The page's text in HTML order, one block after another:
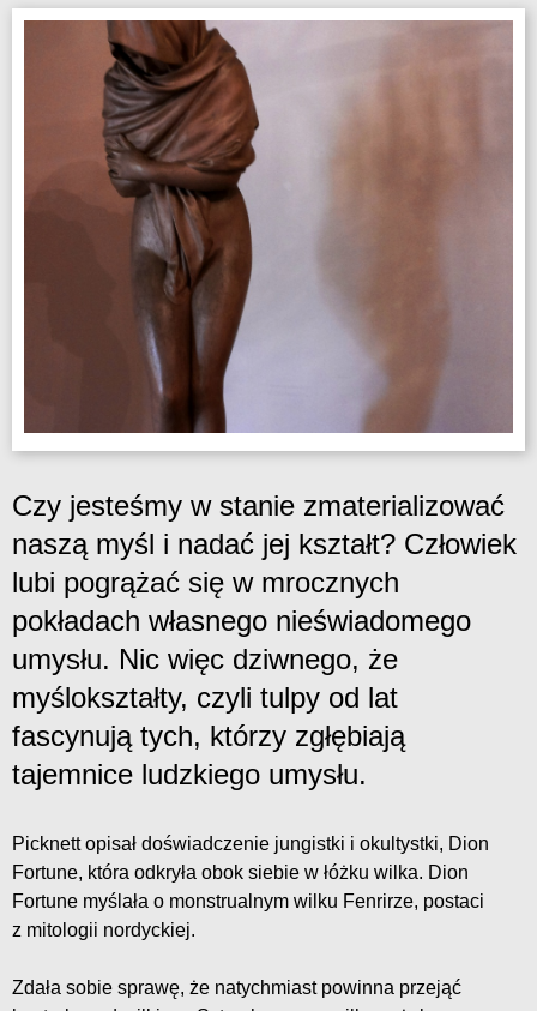
Czy jesteśmy w stanie zmaterializować
naszą myśl i nadać jej kształt? Człowiek
lubi pogrążać się w mrocznych
pokładach własnego nieświadomego
umysłu. Nic więc dziwnego, że
myślokształty, czyli tulpy od lat
fascynują tych, którzy zgłębiają
tajemnice ludzkiego umysłu.
Picknett opisał doświadczenie jungistki i okultystki, Dion
Fortune, która odkryła obok siebie w łóżku wilka. Dion
Fortune myślała o monstrualnym wilku Fenrirze, postaci
z mitologii nordyckiej.
Zdała sobie sprawę, że natychmiast powinna przejąć